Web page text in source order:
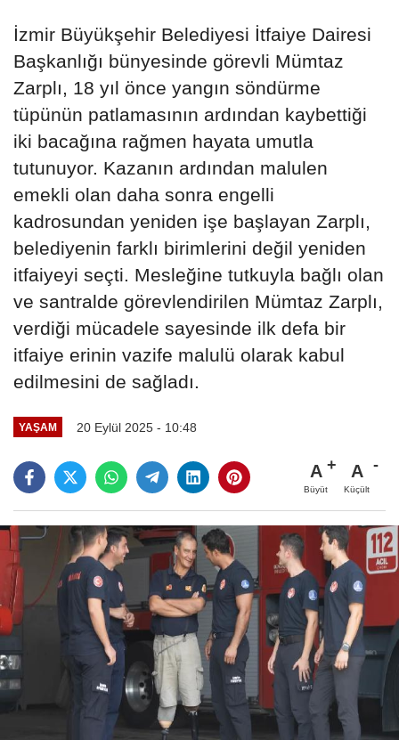
İzmir Büyükşehir Belediyesi İtfaiye Dairesi
Başkanlığı bünyesinde görevli Mümtaz
Zarplı, 18 yıl önce yangın söndürme
tüpünün patlamasının ardından kaybettiği
iki bacağına rağmen hayata umutla
tutunuyor. Kazanın ardından malulen
emekli olan daha sonra engelli
kadrosundan yeniden işe başlayan Zarplı,
belediyenin farklı birimlerini değil yeniden
itfaiyeyi seçti. Mesleğine tutkuyla bağlı olan
ve santralde görevlendirilen Mümtaz Zarplı,
verdiği mücadele sayesinde ilk defa bir
itfaiye erinin vazife malulü olarak kabul
edilmesini de sağladı.
YAŞAM 20 Eylül 2025 - 10:48
A
Büyüt
A
Küçült